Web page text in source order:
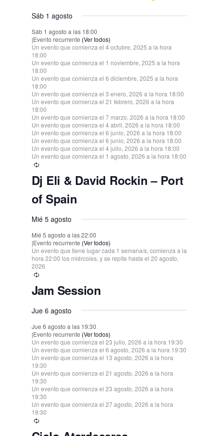
d
e
E
v
e
n
t
o
s
,
,
,
,
,
s
,
s
,
,
s
,
,
,
t
o
s
,
t
o
s
,
o
,
s
,
,
,
s
,
n
t
o
s
,
n
t
o
s
,
n
t
o
,
n
o
s
,
n
o
s
,
n
o
s
,
n
o
s
,
e
n
t
o
s
,
e
n
t
o
s
,
e
n
t
o
,
e
n
t
o
s
,
e
t
o
s
,
e
t
o
s
,
e
t
s
,
v
e
n
t
o
s
,
v
e
n
t
o
,
e
n
t
o
s
,
e
n
t
o
s
,
n
t
o
s
,
e
v
n
t
o
,
n
t
o
s
,
Sáb 1 agosto
Sáb 1 agosto a las 18:00
|Evento recurrente (Ver todos)
Un evento que comienza el 4 octubre, 2025 a la hora
18:00
Un evento que comienza el 1 noviembre, 2025 a la hora
18:00
Un evento que comienza el 6 diciembre, 2025 a la hora
18:00
Un evento que comienza el 3 enero, 2026 a la hora 18:00
Un evento que comienza el 21 febrero, 2026 a la hora
18:00
Un evento que comienza el 7 marzo, 2026 a la hora 18:00
Un evento que comienza el 4 abril, 2026 a la hora 18:00
Un evento que comienza el 6 junio, 2026 a la hora 18:00
Un evento que comienza el 6 junio, 2026 a la hora 18:00
Un evento que comienza el 4 julio, 2026 a la hora 18:00
Un evento que comienza el 1 agosto, 2026 a la hora 18:00
Dj Eli & David Rockin – Port
of Spain
Mié 5 agosto
Mié 5 agosto a las 22:00
|Evento recurrente (Ver todos)
Un evento que tiene lugar cada 1 semana/s, comienza a la
hora 22:00 los miércoles, y se repite hasta el 20 agosto,
2026
Jam Session
Jue 6 agosto
Jue 6 agosto a las 19:30
|Evento recurrente (Ver todos)
Un evento que comienza el 23 julio, 2026 a la hora 19:30
Un evento que comienza el 6 agosto, 2026 a la hora 19:30
Un evento que comienza el 13 agosto, 2026 a la hora
19:30
Un evento que comienza el 21 agosto, 2026 a la hora
19:30
Un evento que comienza el 23 agosto, 2026 a la hora
19:30
Un evento que comienza el 27 agosto, 2026 a la hora
19:30